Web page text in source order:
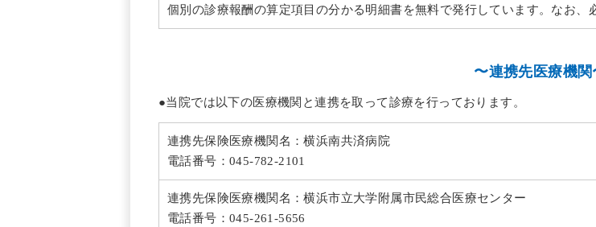
個別の診療報酬の算定項目の分かる明細書を無料で発行しています。なお、
〜連携先医療機関
●当院では以下の医療機関と連携を取って診療を行っております。
連携先保険医療機関名：横浜南共済病院
電話番号：045-782-2101
連携先保険医療機関名：横浜市立大学附属市民総合医療センター
電話番号：045-261-5656